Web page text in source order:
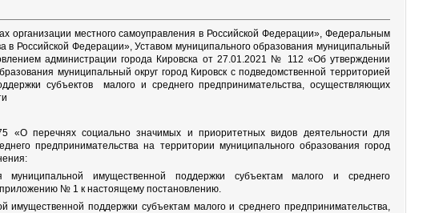
местного самоуправления в Российской Федерации», Федеральным
Российской Федерации», Уставом муниципального образования муниципальный
администрации города Кировска от 27.01.2021 № 112 «Об утверждении
муниципальный округ город Кировск с подведомственной территорией
субъектов малого и среднего предпринимательства, осуществляющих
перечнях социально значимых и приоритетных видов деятельности для
предпринимательства на территории муниципального образования город
имущественной поддержки субъектам малого и среднего
приложению № 1 к настоящему постановлению.
поддержки субъектам малого и среднего предпринимательства,